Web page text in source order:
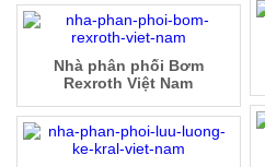
Nhà phân phối Bơm
Rexroth Việt Nam